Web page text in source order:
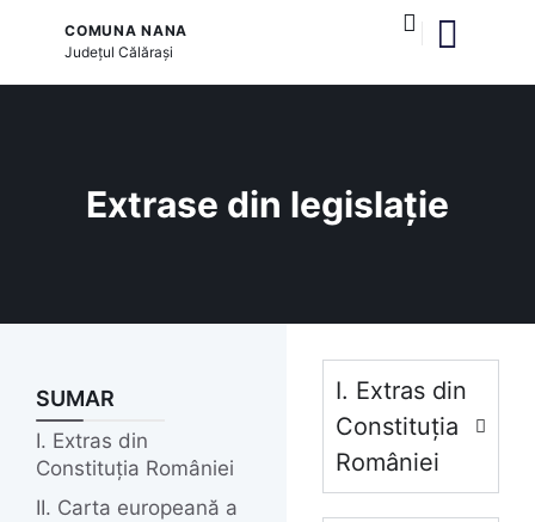
COMUNA NANA
JudețulCălărași
Extrase din legislație
SUMAR
I. Extras din
Constituția României
II. Carta europeană a
I. Extras din
Constituția
României